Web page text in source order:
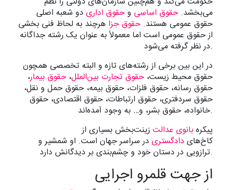
می‌بخشد. حقوق اساسی وحقوق اداری دو شعبه اصلی
حقوق عمومی هستند. حقوق جزا هرچند به لحاظ فنی بخشی
از حقوق عمومی است اما معمولاً به عنوان یک رشته جداگانه
در نظر گرفته می‌شود.
در این بین برخی از رشته‌های تازه و البته تخصصی همچون
حقوق محیط زیست، حقوق تجارت بین‌الملل، حقوق بیمار،
حقوق رسانه، حقوق فلزات، حقوق بیمه، حقوق حمل و نقل،
حقوق سردفتری، حقوق ارتباطات، حقوق اقتصادی، حقوق
خانواده، حقوق بشر، و… به وجود آمده‌اند.
پیکرهبانوی عدالت زینت‌بخش بسیاری از
کاخ‌های دادگستری در سراسر جهان است. او شمشیر و
ترازویی در دستان خود و چشم‌بندی بر دیدگانش دارد.
از جهت قلمرو اجرایی